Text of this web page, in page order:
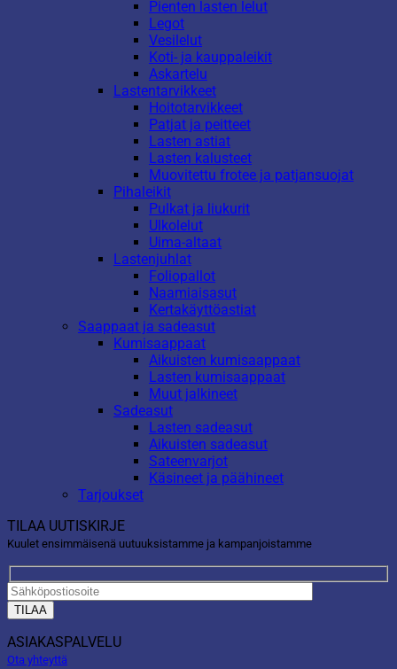
Pienten lasten lelut
Legot
Vesilelut
Koti- ja kauppaleikit
Askartelu
Lastentarvikkeet
Hoitotarvikkeet
Patjat ja peitteet
Lasten astiat
Lasten kalusteet
Muovitettu frotee ja patjansuojat
Pihaleikit
Pulkat ja liukurit
Ulkolelut
Uima-altaat
Lastenjuhlat
Foliopallot
Naamiaisasut
Kertakäyttöastiat
Saappaat ja sadeasut
Kumisaappaat
Aikuisten kumisaappaat
Lasten kumisaappaat
Muut jalkineet
Sadeasut
Lasten sadeasut
Aikuisten sadeasut
Sateenvarjot
Käsineet ja päähineet
Tarjoukset
TILAA UUTISKIRJE
Kuulet ensimmäisenä uutuuksistamme ja kampanjoistamme
ASIAKASPALVELU
Ota yhteyttä